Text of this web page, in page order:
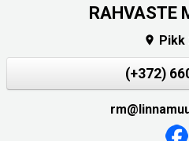
RAHVASTE
 Pikk
(+372)